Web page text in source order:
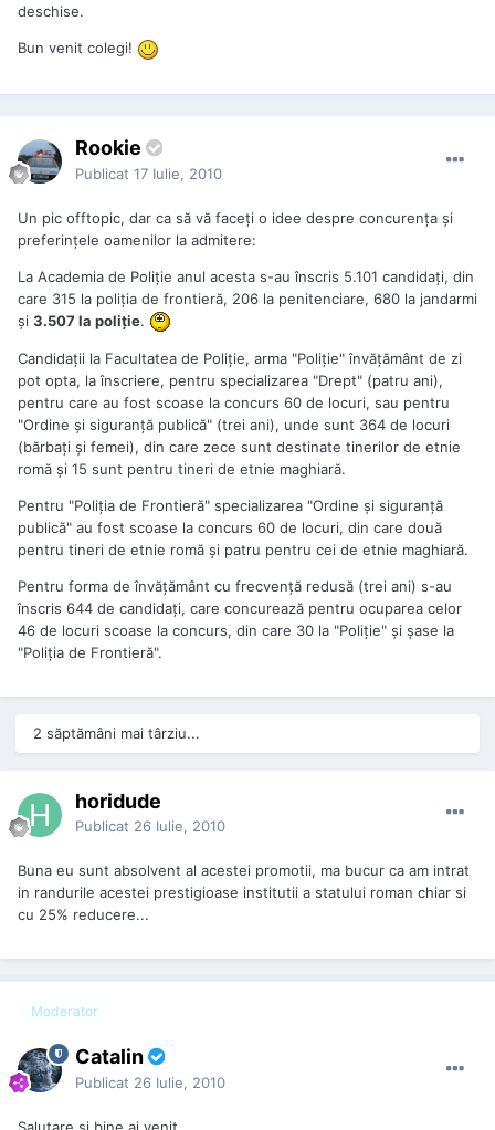
deschise.
Bun venit colegi!
Rookie
Publicat 17 Iulie, 2010
Un pic offtopic, dar ca să vă faceți o idee despre concurența și
preferințele oamenilor la admitere:
La Academia de Poliţie anul acesta s-au înscris 5.101 candidaţi, din
care 315 la poliţia de frontieră, 206 la penitenciare, 680 la jandarmi
şi 3.507 la poliţie.
Candidaţii la Facultatea de Poliţie, arma "Poliţie" învăţământ de zi
pot opta, la înscriere, pentru specializarea "Drept" (patru ani),
pentru care au fost scoase la concurs 60 de locuri, sau pentru
"Ordine şi siguranţă publică" (trei ani), unde sunt 364 de locuri
(bărbaţi şi femei), din care zece sunt destinate tinerilor de etnie
romă şi 15 sunt pentru tineri de etnie maghiară.
Pentru "Poliţia de Frontieră" specializarea "Ordine şi siguranţă
publică" au fost scoase la concurs 60 de locuri, din care două
pentru tineri de etnie romă şi patru pentru cei de etnie maghiară.
Pentru forma de învăţământ cu frecvenţă redusă (trei ani) s-au
înscris 644 de candidaţi, care concurează pentru ocuparea celor
46 de locuri scoase la concurs, din care 30 la "Poliţie" și şase la
"Poliţia de Frontieră".
2 săptămâni mai târziu...
horidude
Publicat 26 Iulie, 2010
Buna eu sunt absolvent al acestei promotii, ma bucur ca am intrat
in randurile acestei prestigioase institutii a statului roman chiar si
cu 25% reducere...
Moderator
Catalin
Publicat 26 Iulie, 2010